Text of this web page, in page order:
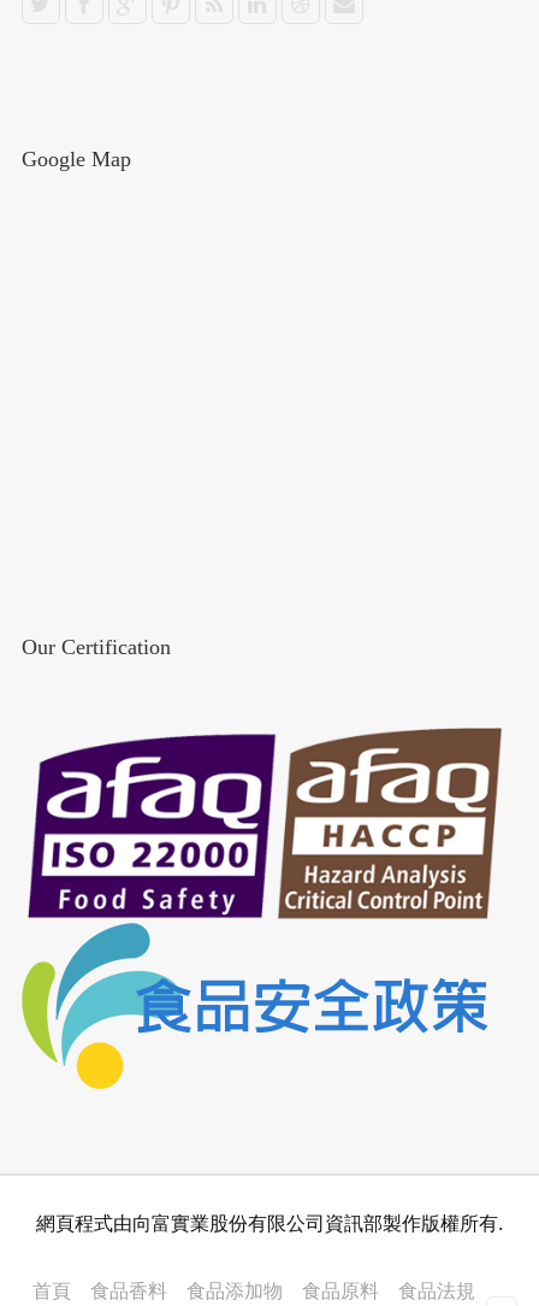
Google Map
Our Certification
網頁程式由向富實業股份有限公司資訊部製作版權所有.
首頁 食品香料 食品添加物 食品原料 食品法規